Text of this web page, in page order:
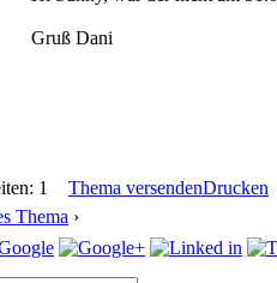
Gruß Dani
1
Thema versendenDrucken
Thema ›